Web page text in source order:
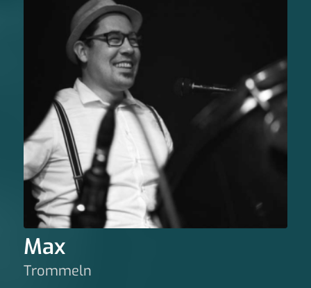
Max
Trommeln